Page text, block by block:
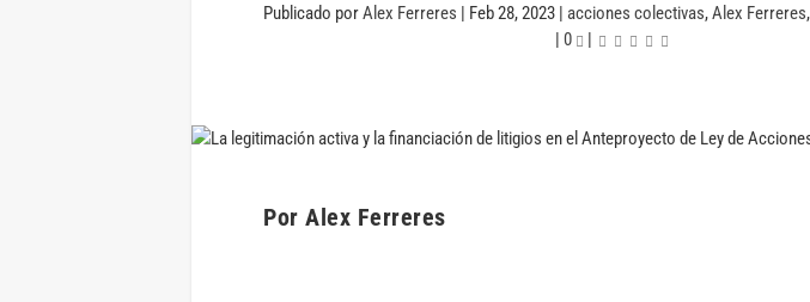
Publicado porAlex Ferreres | Feb 28, 2023 | acciones colectivas,Alex Ferreres,
|0 |
Por Alex Ferreres